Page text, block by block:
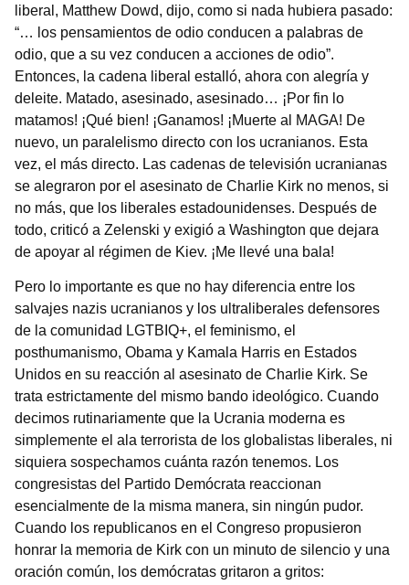
liberal, Matthew Dowd, dijo, como si nada hubiera pasado:
“… los pensamientos de odio conducen a palabras de
odio, que a su vez conducen a acciones de odio”.
Entonces, la cadena liberal estalló, ahora con alegría y
deleite. Matado, asesinado, asesinado… ¡Por fin lo
matamos! ¡Qué bien! ¡Ganamos! ¡Muerte al MAGA! De
nuevo, un paralelismo directo con los ucranianos. Esta
vez, el más directo. Las cadenas de televisión ucranianas
se alegraron por el asesinato de Charlie Kirk no menos, si
no más, que los liberales estadounidenses. Después de
todo, criticó a Zelenski y exigió a Washington que dejara
de apoyar al régimen de Kiev. ¡Me llevé una bala!
Pero lo importante es que no hay diferencia entre los
salvajes nazis ucranianos y los ultraliberales defensores
de la comunidad LGTBIQ+, el feminismo, el
posthumanismo, Obama y Kamala Harris en Estados
Unidos en su reacción al asesinato de Charlie Kirk. Se
trata estrictamente del mismo bando ideológico. Cuando
decimos rutinariamente que la Ucrania moderna es
simplemente el ala terrorista de los globalistas liberales, ni
siquiera sospechamos cuánta razón tenemos. Los
congresistas del Partido Demócrata reaccionan
esencialmente de la misma manera, sin ningún pudor.
Cuando los republicanos en el Congreso propusieron
honrar la memoria de Kirk con un minuto de silencio y una
oración común, los demócratas gritaron a gritos: